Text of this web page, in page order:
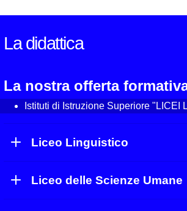
La didattica
La nostra offerta
Istituti di Istruzione Superiore "LICEI
Liceo Linguistico
Liceo delle Scienze Umane